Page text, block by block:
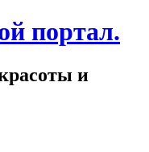
портал.
и